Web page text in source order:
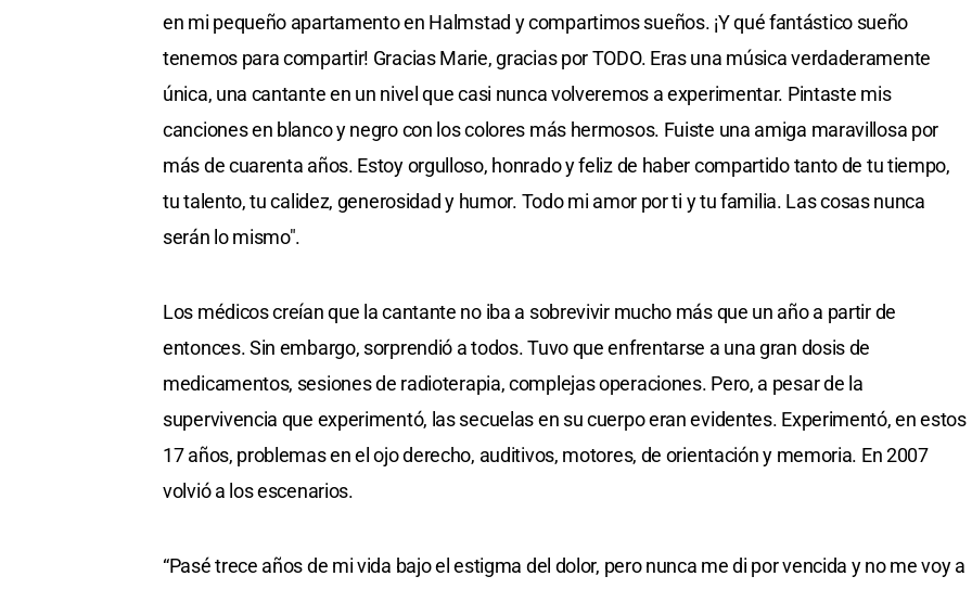
en mi pequeño apartamento en Halmstad y compartimos sueños. ¡Y qué fantástico sueño
tenemos para compartir! Gracias Marie, gracias por TODO. Eras una música verdaderamente
única, una cantante en un nivel que casi nunca volveremos a experimentar. Pintaste mis
canciones en blanco y negro con los colores más hermosos. Fuiste una amiga maravillosa por
más de cuarenta años. Estoy orgulloso, honrado y feliz de haber compartido tanto de tu tiempo,
tu talento, tu calidez, generosidad y humor. Todo mi amor por ti y tu familia. Las cosas nunca
serán lo mismo".
Los médicos creían que la cantante no iba a sobrevivir mucho más que un año a partir de
entonces. Sin embargo, sorprendió a todos. Tuvo que enfrentarse a una gran dosis de
medicamentos, sesiones de radioterapia, complejas operaciones. Pero, a pesar de la
supervivencia que experimentó, las secuelas en su cuerpo eran evidentes. Experimentó, en estos
17 años, problemas en el ojo derecho, auditivos, motores, de orientación y memoria. En 2007
volvió a los escenarios.
“Pasé trece años de mi vida bajo el estigma del dolor, pero nunca me di por vencida y no me voy a